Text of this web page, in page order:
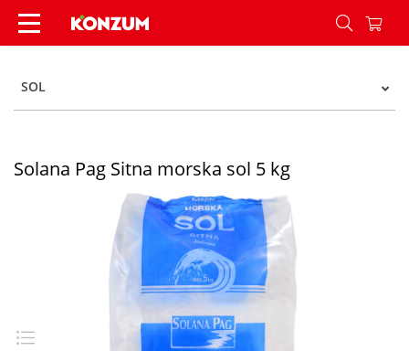
Solana Pag Sitna morska sol 5 kg - Konzum
SOL
Solana Pag Sitna morska sol 5 kg